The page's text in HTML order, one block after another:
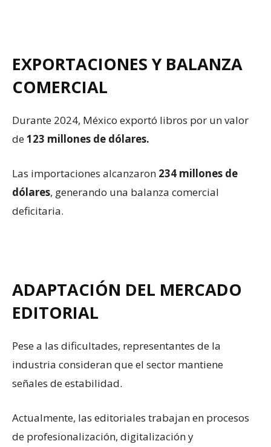
EXPORTACIONES Y BALANZA
COMERCIAL
Durante 2024, México exportó libros por un valor
de123 millones de dólares.
Las importaciones alcanzaron 234 millones de
dólares, generando una balanza comercial
deficitaria.
ADAPTACIÓN DEL MERCADO
EDITORIAL
Pese a las dificultades, representantes de la
industria consideran que el sector mantiene
señales de estabilidad.
Actualmente, las editoriales trabajan en procesos
de profesionalización, digitalización y